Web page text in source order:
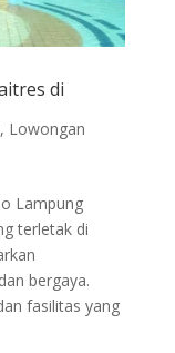
di
, Lowongan
Lampung
terletak di
bergaya.
fasilitas yang